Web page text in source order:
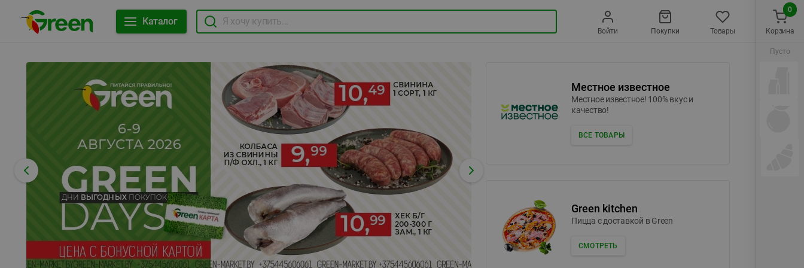
Каталог
Войти Покупки Товары
Местное известное
Местное известное! 100% вкус и
качество!
ВСЕ ТОВАРЫ
Green kitchen
Пицца c доставкой в Green
СМОТРЕТЬ
Корзина
0
Пусто